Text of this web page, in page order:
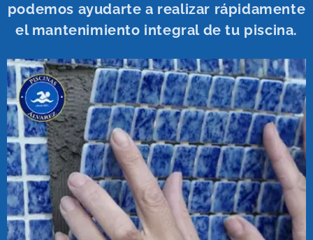
podemos ayudarte a realizar rápidamente
el mantenimiento integral de tu piscina.